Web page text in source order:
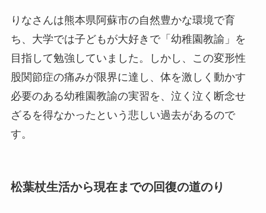
りなさんは熊本県阿蘇市の自然豊かな環境で育
ち、大学では子どもが大好きで「幼稚園教諭」を
目指して勉強していました。しかし、この変形性
股関節症の痛みが限界に達し、体を激しく動かす
必要のある幼稚園教諭の実習を、泣く泣く断念せ
ざるを得なかったという悲しい過去があるので
す。
松葉杖生活から現在までの回復の道のり